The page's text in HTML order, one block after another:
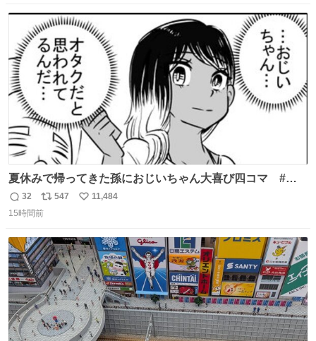
景 淡い記憶 そんな思い出の風景… ありますか？
ト
数
数
夏休みで帰ってきた孫におじいちゃん大喜び四コマ #四
コマ漫画 #Web漫画 #漫画が読めるハッシュタグ
返
信
32
リ
ポ
ト
数
547
い
数
11,484
15時間前